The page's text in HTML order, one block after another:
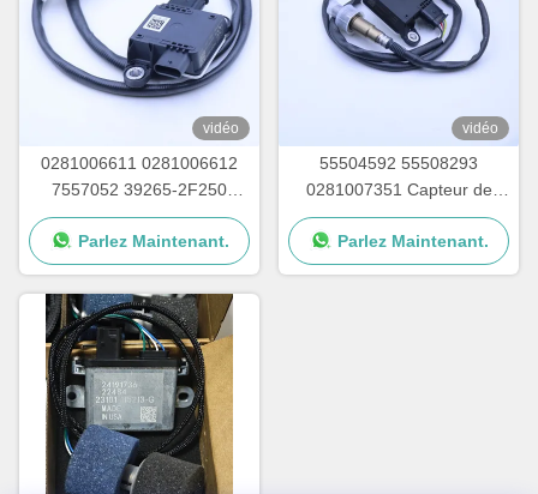
vidéo
0281006611 0281006612
7557052 39265-2F250
392652F250 Capteur PM
Pour Hyundai Kia
Parlez Maintenant.
vidéo
55504592 55508293
0281007351 Capteur de
particules PM pour Chevrolet
GMC
Parlez Maintenant.